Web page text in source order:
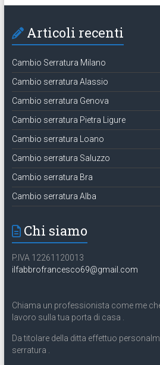
Articoli recenti
Cambio Serratura Milano
Cambio serratura Alassio
Cambio serratura Genova
Cambio serratura Pietra Ligure
Cambio serratura Loano
Cambio serratura Saluzzo
Cambio serratura Bra
Cambio serratura Alba
Chi siamo
P.IVA 12261120013
ilfabbrofrancesco69@gmail.com
Chiama un professionista come me
lavoro sulla tua porta di casa .
Da titolare della ditta effettuo
serratura .